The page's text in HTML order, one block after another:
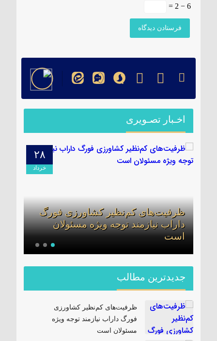
6 − 2 =
اخـبار تصـویری
۲۸
خرداد
ظرفیت‌های کم‌نظیر کشاورزی فورگ
داراب نیازمند توجه ویژه مسئولان
است
جدیدترین مطالب
ظرفیت‌های کم‌نظیر کشاورزی
فورگ داراب نیازمند توجه ویژه
مسئولان است